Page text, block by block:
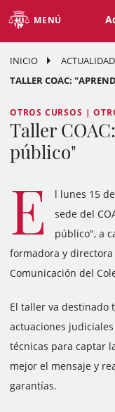
MENÚ
INICIO ACTUALIDAD
TALLER COAC:
OTROS CURSOS |
Taller
público"
E
l lunes 15
sede del
público", a
formadora y
Comunicación del
El taller va destinado
actuaciones
técnicas para captar
mejor el mensaje y
garantías.